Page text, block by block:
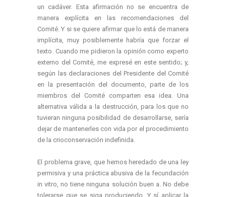
un cadáver. Esta afirmación no se encuentra de
manera explícita en las recomendaciones del
Comité. Y si se quiere afirmar que lo está de manera
implícita, muy posiblemente habría que forzar el
texto. Cuando me pidieron la opinión como experto
externo del Comité, me expresé en este sentido; y,
según las declaraciones del Presidente del Comité
en la presentación del documento, parte de los
miembros del Comité comparten esa idea. Una
alternativa válida a la destrucción, para los que no
tuvieran ninguna posibilidad de desarrollarse, sería
dejar de mantenerles con vida por el procedimiento
de la crioconservación indefinida.
El problema grave, que hemos heredado de una ley
permisiva y una práctica abusiva de la fecundación
in vitro, no tiene ninguna solución buen a. No debe
tolerarse que se siga produciendo. Y sí aplicar la